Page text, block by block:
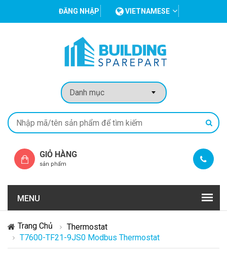
ĐĂNG NHẬP VIETNAMESE
GIỎ HÀNG
sản phẩm
MENU
Trang Chủ
Thermostat
T7600-TF21-9JS0 Modbus Thermostat